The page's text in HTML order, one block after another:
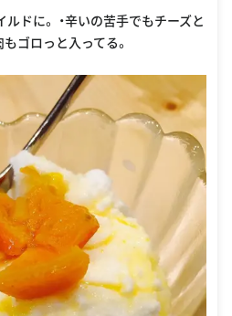
ルドに。 ・辛いの苦手でもチーズと
もゴロっと入ってる。